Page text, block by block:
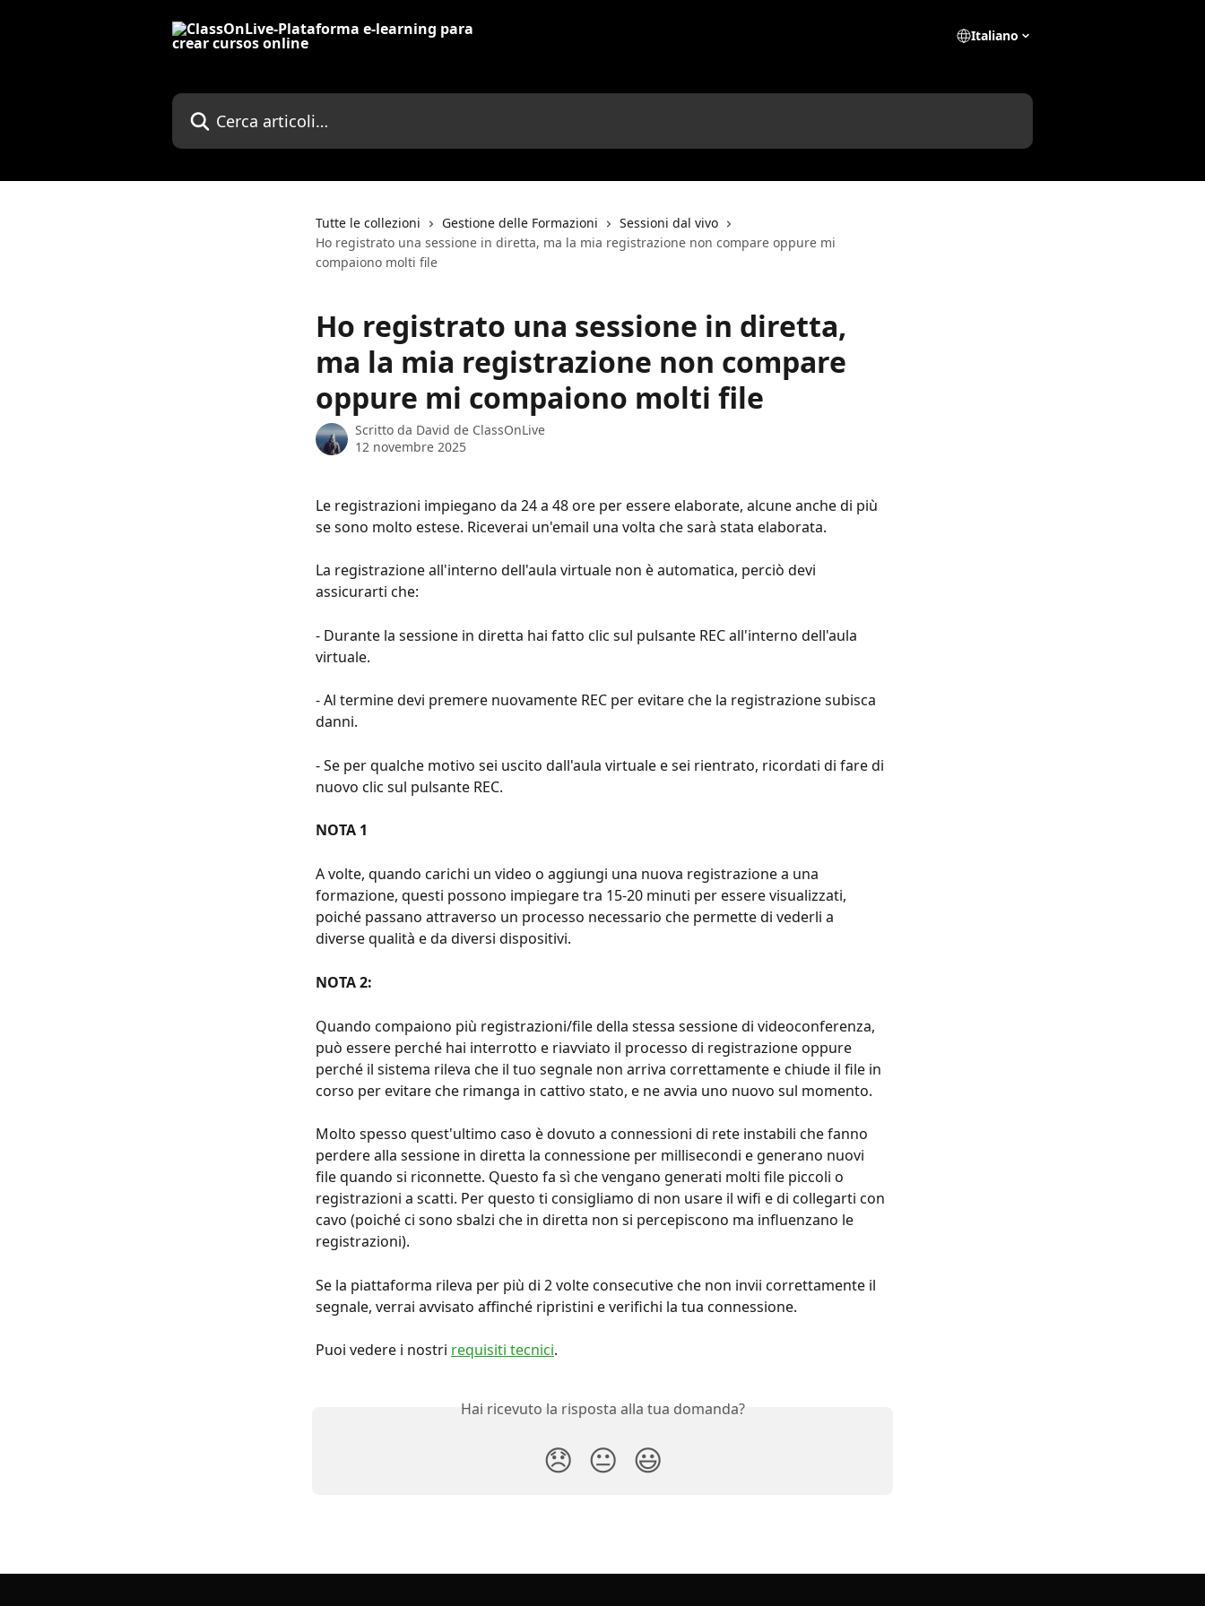
Italiano
Cerca articoli…
Tutte le collezioni Gestione delle Formazioni
Sessioni dal vivo
Ho registrato una sessione in diretta, ma la mia registrazione non compare oppure mi
compaiono molti file
Ho registrato una sessione in diretta,
ma la mia registrazione non compare
oppure mi compaiono molti file
Scritto da David de ClassOnLive
12 novembre 2025
Le registrazioni impiegano da 24 a 48 ore per essere elaborate, alcune anche di più
se sono molto estese. Riceverai un'email una volta che sarà stata elaborata.
La registrazione all'interno dell'aula virtuale non è automatica, perciò devi
assicurarti che:
- Durante la sessione in diretta hai fatto clic sul pulsante REC all'interno dell'aula
virtuale.
- Al termine devi premere nuovamente REC per evitare che la registrazione subisca
danni.
- Se per qualche motivo sei uscito dall'aula virtuale e sei rientrato, ricordati di fare di
nuovo clic sul pulsante REC.
NOTA 1
A volte, quando carichi un video o aggiungi una nuova registrazione a una
formazione, questi possono impiegare tra 15-20 minuti per essere visualizzati,
poiché passano attraverso un processo necessario che permette di vederli a
diverse qualità e da diversi dispositivi.
NOTA 2:
Quando compaiono più registrazioni/file della stessa sessione di videoconferenza,
può essere perché hai interrotto e riavviato il processo di registrazione oppure
perché il sistema rileva che il tuo segnale non arriva correttamente e chiude il file in
corso per evitare che rimanga in cattivo stato, e ne avvia uno nuovo sul momento.
Molto spesso quest'ultimo caso è dovuto a connessioni di rete instabili che fanno
perdere alla sessione in diretta la connessione per millisecondi e generano nuovi
file quando si riconnette. Questo fa sì che vengano generati molti file piccoli o
registrazioni a scatti. Per questo ti consigliamo di non usare il wifi e di collegarti con
cavo (poiché ci sono sbalzi che in diretta non si percepiscono ma influenzano le
registrazioni).
Se la piattaforma rileva per più di 2 volte consecutive che non invii correttamente il
segnale, verrai avvisato affinché ripristini e verifichi la tua connessione.
Puoi vedere i nostri requisiti tecnici.
Hai ricevuto la risposta alla tua domanda?
😞 😐 😃